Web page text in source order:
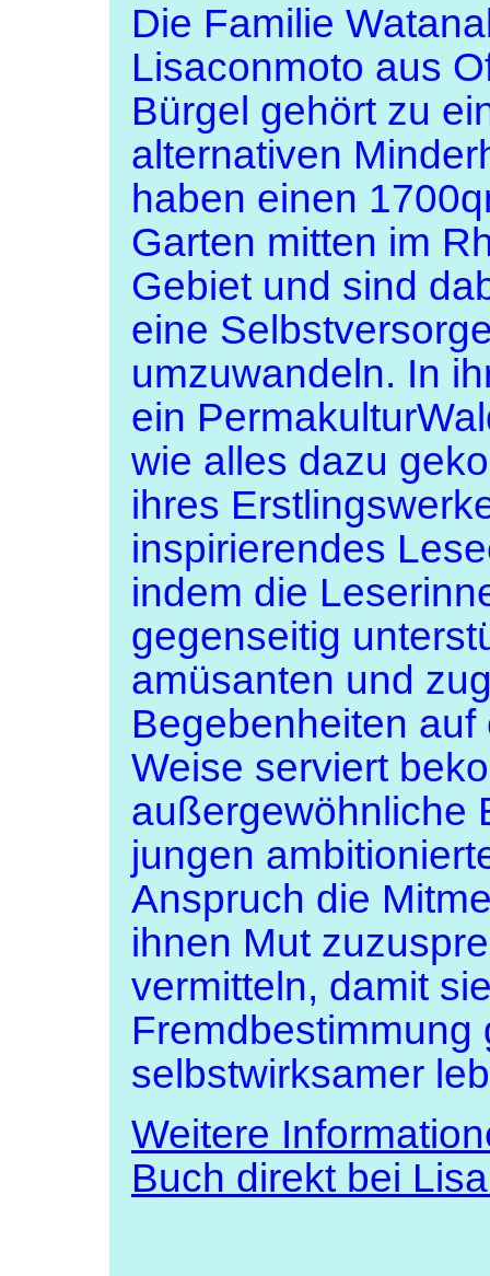
Die Familie
Lisaconmoto aus
Bürgel gehört zu
alternativen
haben einen
Garten mitten im
Gebiet und sind
eine
umzuwandeln. In
ein
wie alles dazu
ihres
inspirierendes
indem die
gegenseitig
amüsanten und
Begebenheiten
Weise serviert
außergewöhnliche
jungen
Anspruch die
ihnen Mut
vermitteln, damit
Fremdbestimmung
selbstwirksamer
Weitere
Buch direkt bei